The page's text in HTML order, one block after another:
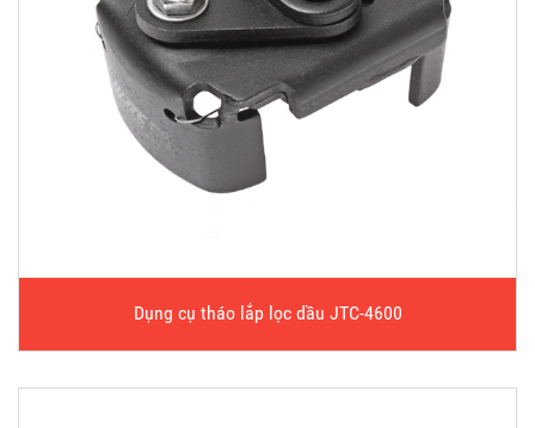
Dụng cụ tháo lắp lọc dầu JTC-4600